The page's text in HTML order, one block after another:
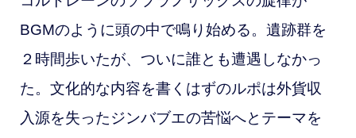
BGMのように頭の中で鳴り始める。遺跡群を
２時間歩いたが、ついに誰とも遭遇しなかっ
た。文化的な内容を書くはずのルポは外貨収
入源を失ったジンバブエの苦悩へとテーマを